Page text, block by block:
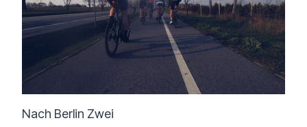
Nach Berlin Zwei